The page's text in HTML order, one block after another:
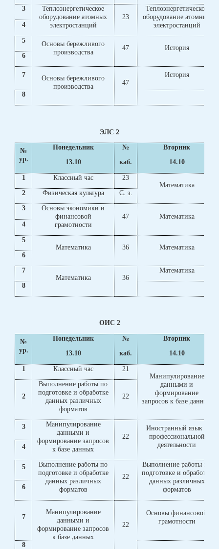
3
Теплоэнергетическое
оборудование атомных
электростанций
23
Теплоэнергетическое
оборудование атомных
электростанций
4
5
Основы бережливого
производства
47
История
6
7
Основы бережливого
производства
47
История
8
ЭЛС 2
№
ур.
Понедельник
13.10
№
каб.
Вторник
14.10
1
Классный час
23
Математика
2
Физическая культура
С. з.
3
Основы экономики и
финансовой
грамотности
47
Математика
4
5
Математика
36
Математика
6
7
Математика
36
Математика
8
ОИС 2
№
ур.
Понедельник
13.10
№
каб.
Вторник
14.10
1
Классный час
21
Манипулирование
данными и
формирование
запросов к базе данных
2
Выполнение работы по
подготовке и обработке
данных различных
форматов
22
3
Манипулирование
данными и
формирование запросов
к базе данных
22
Иностранный язык в
профессиональной
деятельности
4
5
Выполнение работы по
подготовке и обработке
данных различных
форматов
22
Выполнение работы по
подготовке и обработке
данных различных
форматов
6
7
Манипулирование
данными и
формирование запросов
к базе данных
22
Основы финансовой
грамотности
8